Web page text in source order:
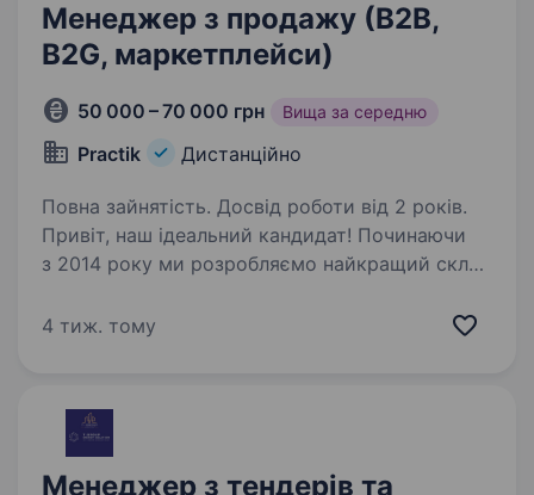
Менеджер з продажу (В2В,
В2G, маркетплейси)
50 000 – 70 000 грн Вища за середню
Practik Дистанційно
Повна зайнятість. Досвід роботи від 2 років.
Привіт, наш ідеальний кандидат! Починаючи
з 2014 року ми розробляємо найкращий склад
кожному. Постійно розвиваємось
4 тиж. тому
Менеджер з тендерів та